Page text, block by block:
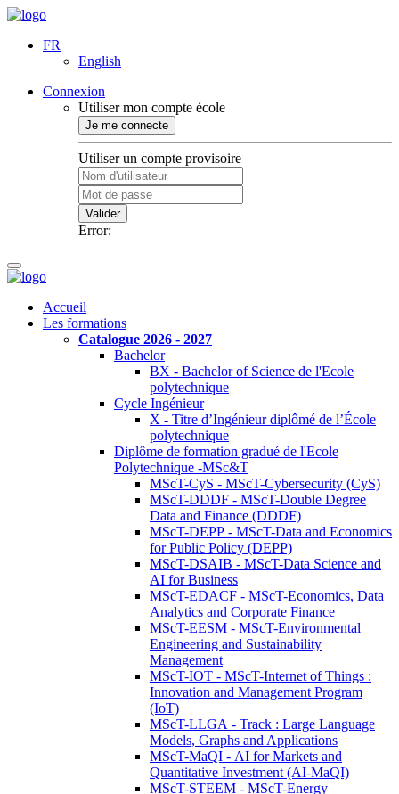
FR
English
Connexion
Utiliser mon compte école
Je me connecte
Utiliser un compte provisoire
Valider
Error:
Accueil
Les formations
Catalogue 2026 - 2027
Bachelor
BX - Bachelor of Science de l'Ecole
polytechnique
Cycle Ingénieur
X - Titre d’Ingénieur diplômé de l’École
polytechnique
Diplôme de formation gradué de l'Ecole
Polytechnique -MSc&T
MScT-CyS - MScT-Cybersecurity (CyS)
MScT-DDDF - MScT-Double Degree
Data and Finance (DDDF)
MScT-DEPP - MScT-Data and Economics
for Public Policy (DEPP)
MScT-DSAIB - MScT-Data Science and
AI for Business
MScT-EDACF - MScT-Economics, Data
Analytics and Corporate Finance
MScT-EESM - MScT-Environmental
Engineering and Sustainability
Management
MScT-IOT - MScT-Internet of Things :
Innovation and Management Program
(IoT)
MScT-LLGA - Track : Large Language
Models, Graphs and Applications
MScT-MaQI - AI for Markets and
Quantitative Investment (AI-MaQI)
MScT-STEEM - MScT-Energy